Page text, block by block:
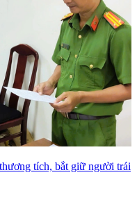
tích, bắt giữ người trái